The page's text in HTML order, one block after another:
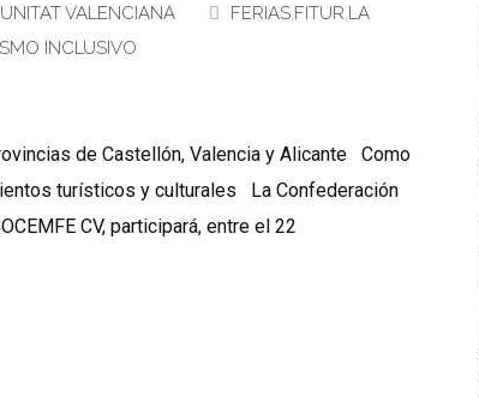
VALENCIANA FERIAS,FITUR,LA
INCLUSIVO
de Castellón, Valencia y Alicante Como
turísticos y culturales La Confederación
CV, participará, entre el 22